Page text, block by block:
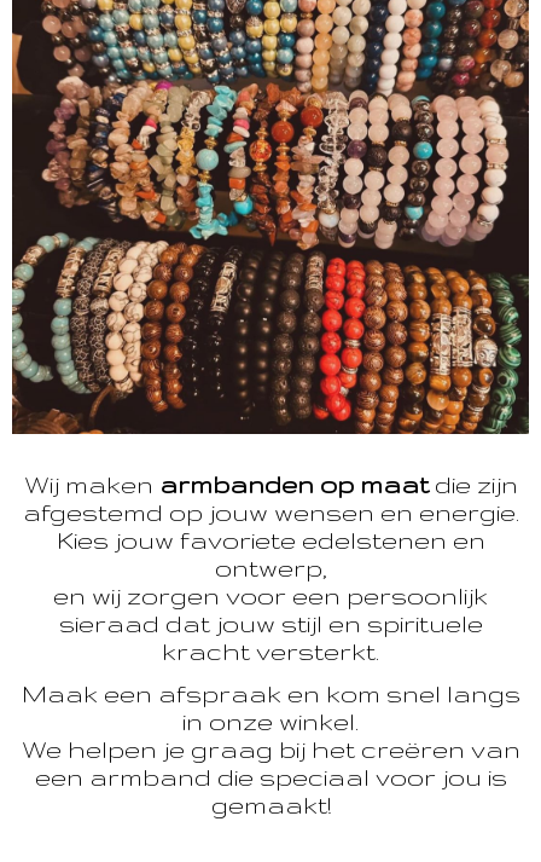
Wij maken armbanden op maatdie zijn
afgestemd op jouw wensen en energie.
Kies jouw favoriete edelstenen en
ontwerp,
en wij zorgen voor een persoonlijk
sieraad dat jouw stijl en spirituele
kracht versterkt.
Maak een afspraak en kom snel langs
in onze winkel.
We helpen je graag bij het creëren van
een armband die speciaal voor jou is
gemaakt!